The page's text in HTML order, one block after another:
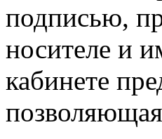
подписью,
носителе и
кабинете